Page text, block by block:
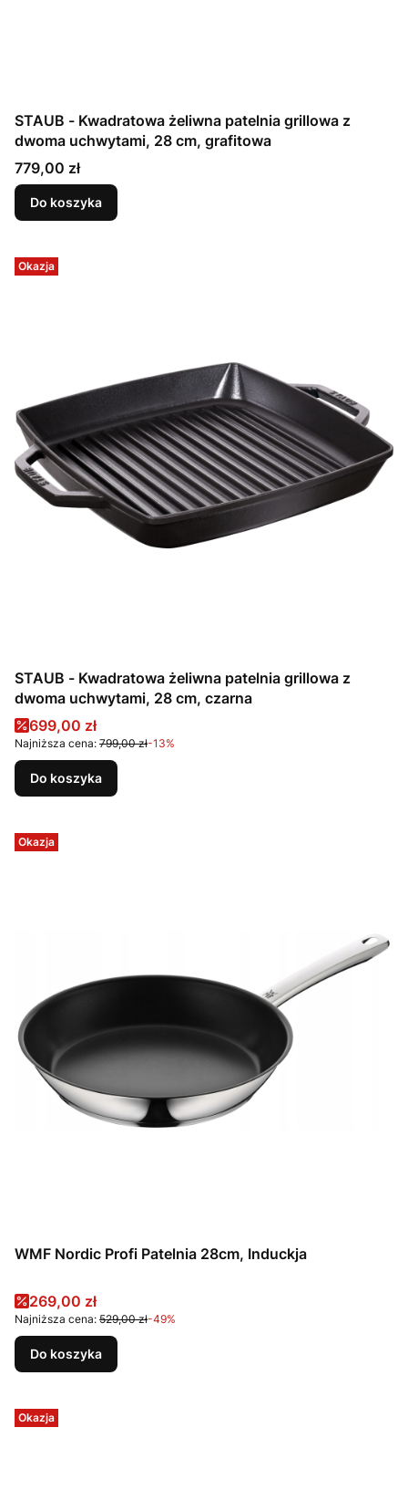
STAUB - Kwadratowa żeliwna patelnia grillowa z
dwoma uchwytami, 28 cm, grafitowa
Cena
779,00 zł
Do koszyka
Okazja
STAUB - Kwadratowa żeliwna patelnia grillowa z
dwoma uchwytami, 28 cm, czarna
Cena promocyjna
699,00 zł
Najniższa cena: 799,00 zł-13%
Do koszyka
Okazja
WMF Nordic Profi Patelnia 28cm, Induckja
Cena promocyjna
269,00 zł
Najniższa cena: 529,00 zł-49%
Do koszyka
Okazja